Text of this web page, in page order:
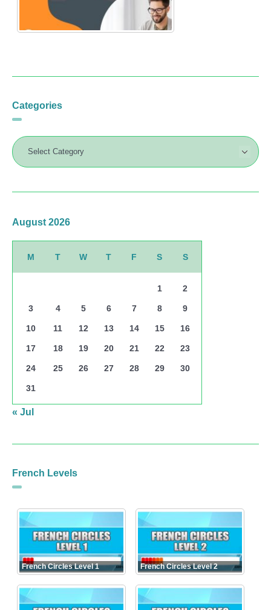
Categories
August 2026
M T W T F S S
1 2
3 4 5 6 7 8 9
10 11 12 13 14 15 16
17 18 19 20 21 22 23
24 25 26 27 28 29 30
31
« Jul
French Levels
French Circles Level 1 French Circles Level 2